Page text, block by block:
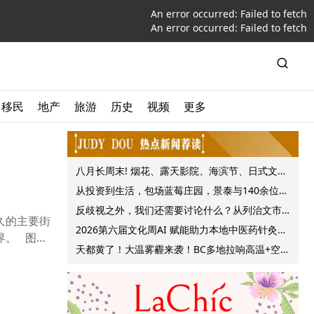
An error occurred: Failed to fetch
An error occurred: Failed to fetch
移民 地产 旅游 历史 视频 更多
的主要街
。 图源
八月长周末! 烟花、露天影院、海滨节、日式文化
节庆, 大温哥华各种精彩活动上线!
从投资到生活，包场蓝莓庄园，景泰与140余位客
户共享夏日”莓”好时光
反歧视之外，我们还需要讨论什么？从列治文市
议会一项动议谈起
2026第六届文化周AI 赋能助力本地中医药针灸服
务提质升级
天都黄了！大温雾霾来袭！BC多地拉响高温+空气